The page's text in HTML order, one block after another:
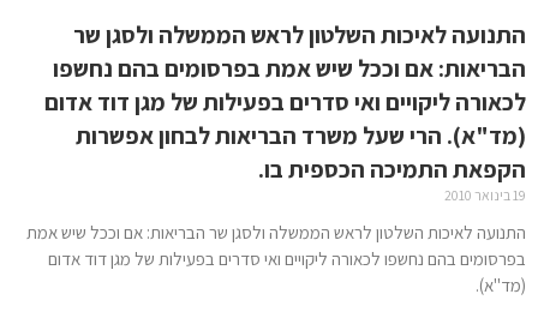
התנועה לאיכות השלטון לראש הממשלה ולסגן שר
הבריאות: אם וככל שיש אמת בפרסומים בהם נחשפו
לכאורה ליקויים ואי סדרים בפעילות של מגן דוד אדום
(מד"א). הרי שעל משרד הבריאות לבחון אפשרות
הקפאת התמיכה הכספית בו.
19 בינואר 2010
התנועה לאיכות השלטון לראש הממשלה ולסגן שר הבריאות: אם וככל שיש אמת
בפרסומים בהם נחשפו לכאורה ליקויים ואי סדרים בפעילות של מגן דוד אדום
(מד"א).